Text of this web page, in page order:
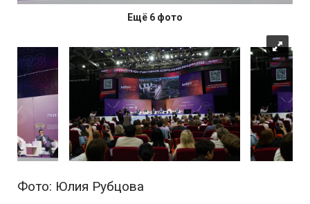
Ещё 6 фото
Фото: Юлия Рубцова